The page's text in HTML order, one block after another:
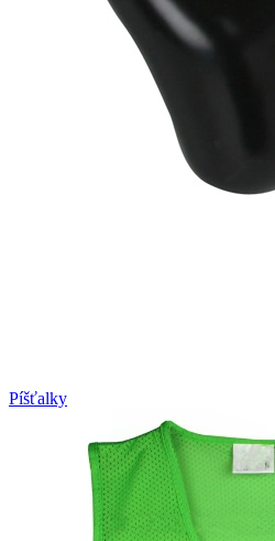
Píšťalky